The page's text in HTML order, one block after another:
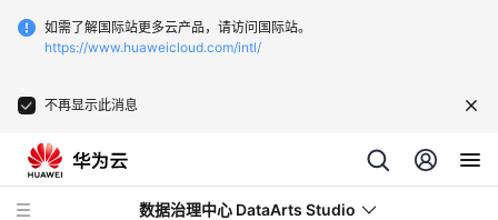
如需了解国际站更多云产品，请访问国际站。
https://www.huaweicloud.com/intl/
不再显示此消息
数据治理中心 DataArts Studio